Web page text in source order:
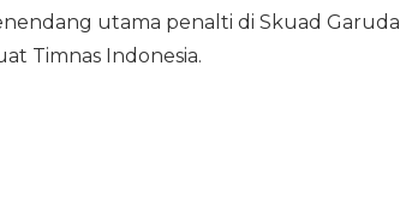
utama penalti di Skuad
Timnas Indonesia.